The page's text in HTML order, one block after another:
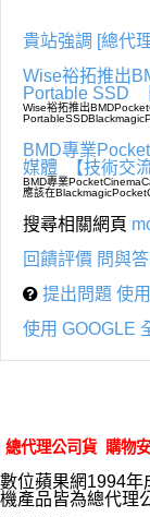
貴站強調 [總代
Wise裕拓推出
Portable SSD
Wise裕拓推出
BMD專業
媒體
【技術交
BMD專業
應該在
搜尋相關網頁
回饋評價 問與
提出問題 使
使用 GOOGLE
總代理公司貨 購物
數位蘋果網1994年
機產品皆為總代理